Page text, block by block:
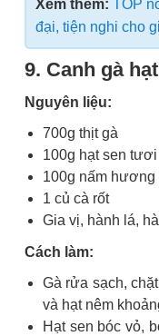
Xem thêm:
TOP
đại, tiện nghi cho
9. Canh gà
Nguyên liệu:
700g thịt gà
100g hạt sen tươi
100g nấm hương
1 củ cà rốt
Gia vị, hành lá,
Cách làm:
Gà rửa sạch,
và hạt nêm
Hạt sen bóc vỏ,